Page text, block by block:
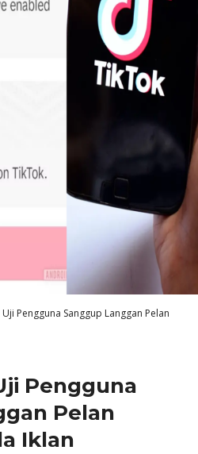
Pengguna Sanggup Langgan Pelan
Pengguna
Pelan
Iklan